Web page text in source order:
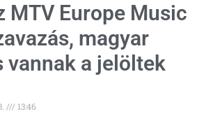
MTV Europe Music
magyar
vannak a jelöltek
13:46